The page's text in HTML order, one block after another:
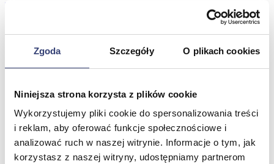
Zgoda Szczegóły O plikach cookies
Niniejsza strona korzysta z plików cookie
Wykorzystujemy pliki cookie do spersonalizowania treści
i reklam, aby oferować funkcje społecznościowe i
analizować ruch w naszej witrynie. Informacje o tym, jak
korzystasz z naszej witryny, udostępniamy partnerom
Pielęgnacja mebli
Zobacz wszystko
Wróć
Fotele do masażu
Urządzenia